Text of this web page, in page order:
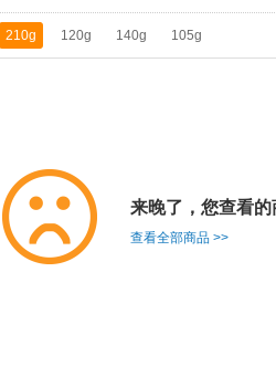
210g 120g 140g 105g
来晚了，您查看
查看全部商品 >>